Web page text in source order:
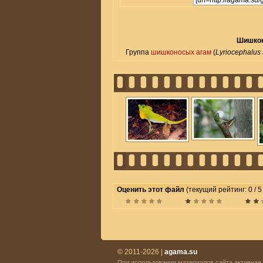
Группа шишконосых агам (Lyriocephalus
Оценить этот файл (текущий рейтинг: 0 /
© 2011-2026 | agama.su